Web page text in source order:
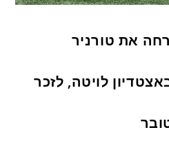
את טורניר
לויטה, לזכר